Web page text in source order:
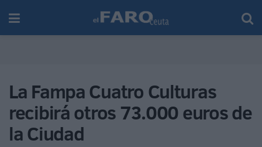
La Fampa Cuatro Culturas
recibirá otros 73.000 euros de
la Ciudad